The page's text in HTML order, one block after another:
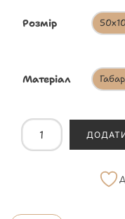
Розмір
Матеріал